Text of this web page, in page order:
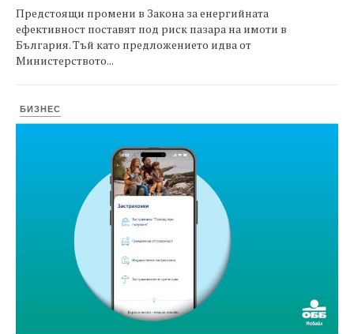
Предстоящи промени в Закона за енергийната
ефективност поставят под риск пазара на имоти в
България. Тъй като предложението идва от
Министерството...
БИЗНЕС